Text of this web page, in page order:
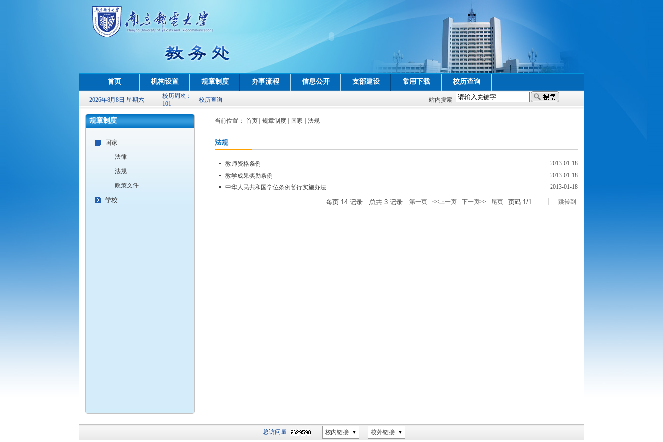
首页 机构设置 规章制度 办事流程 信息公开 支部建设 常用下载 校历查询
2026年8月8日 星期六
校历周次：
101
校历查询 站内搜索
规章制度 当前位置： 首页 规章制度 国家 法规
国家
法律
法规
政策文件
学校
法规
教师资格条例
2013-01-18
教学成果奖励条例
2013-01-18
中华人民共和国学位条例暂行实施办法
2013-01-18
每页 14 记录 总共 3 记录 第一页 <<上一页 下一页>> 尾页 页码 1/1 跳转到
总访问量 校内链接 校外链接